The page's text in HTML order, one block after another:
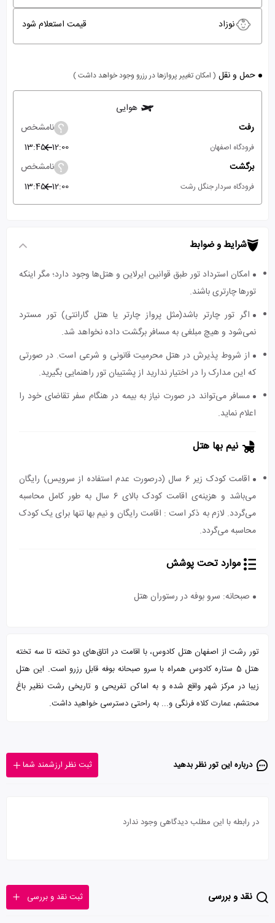
نوزاد قیمت استعلام شود
حمل و نقل ( امکان تغییر پروازها در رزرو وجود خواهد داشت )
هوایی
رفت
نامشخص
فرودگاه اصفهان 12:00
13:45
برگشت
نامشخص
فرودگاه سردار جنگل رشت 12:00
13:45
شرایط و ضوابط
امکان استرداد تور طبق قوانین ایرلاین و هتل‌ها وجود دارد؛ مگر اینکه
تورها چارتری باشند.
اگر تور چارتر باشد(مثل پرواز چارتر یا هتل گارانتی) تور مسترد
نمی‌شود و هیچ مبلغی به مسافر برگشت داده نخواهد شد.
از شروط پذیرش در هتل محرمیت قانونی و شرعی است. در صورتی
که این مدارک را در اختیار ندارید از پشتیبان تور راهنمایی بگیرید.
مسافر می‌تواند در صورت نیاز به بیمه در هنگام سفر تقاضای خود را
اعلام نماید.
نیم بها هتل
اقامت کودک زیر 6 سال (درصورت عدم استفاده از سرویس) رایگان
می‌باشد و هزینه‌ی اقامت کودک بالای 6 سال به طور کامل محاسبه
می‌گردد. لازم به ذکر است : اقامت رایگان و نیم بها تنها برای یک کودک
محاسبه می‌گردد.
موارد تحت پوشش
صبحانه: سرو بوفه در رستوران هتل
تور رشت از اصفهان هتل کادوس، با اقامت در اتاق‌های دو تخته تا سه تخته
هتل 5 ستاره کادوس همراه با سرو صبحانه بوفه قابل رزرو است. این هتل
زیبا در مرکز شهر واقع شده و به اماکن تفریحی و تاریخی رشت نظیر باغ
محتشم، عمارت کلاه فرنگی و... به راحتی دسترسی خواهید داشت.
درباره این تور‌ نظر بدهید ثبت نظر ارزشمند شما
در رابطه با این مطلب دیدگاهی وجود ندارد
نقد و بررسی ثبت نقد و بررسی